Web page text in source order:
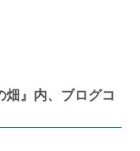
畑』内、ブログコ